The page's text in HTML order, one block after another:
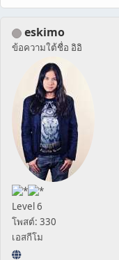
eskimo
ข้อความใต้ชื่อ อิอิ
Level 6
โพสต์: 330
เอสกีโม